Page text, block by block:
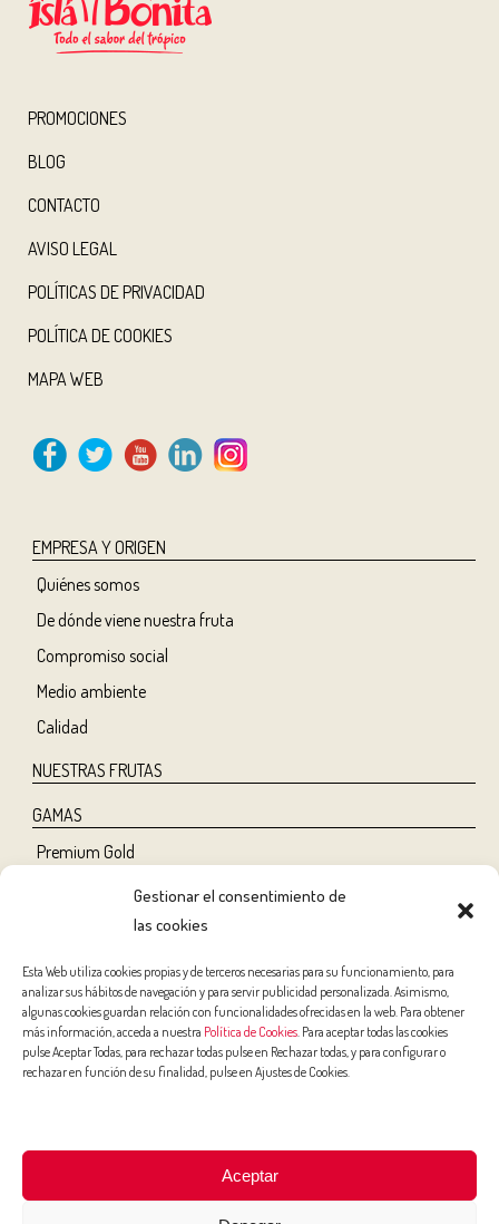
Gestionar el consentimiento de
las cookies
Esta Web utiliza cookies propias y de terceros necesarias para su funcionamiento, para
analizar sus hábitos de navegación y para servir publicidad personalizada. Asimismo,
algunas cookies guardan relación con funcionalidades ofrecidas en la web. Para obtener
más información, acceda a nuestra Política de Cookies. Para aceptar todas las cookies
pulse Aceptar Todas, para rechazar todas pulse en Rechazar todas, y para configurar o
rechazar en función de su finalidad, pulse en Ajustes de Cookies.
Aceptar
PROMOCIONES
BLOG
CONTACTO
AVISO LEGAL
POLÍTICAS DE PRIVACIDAD
POLÍTICA DE COOKIES
MAPA WEB
EMPRESA Y ORIGEN
Quiénes somos
De dónde viene nuestra fruta
Compromiso social
Medio ambiente
Calidad
NUESTRAS FRUTAS
GAMAS
Premium Gold
NUTRICIÓN Y SALUD
Salud
Belleza
Niños